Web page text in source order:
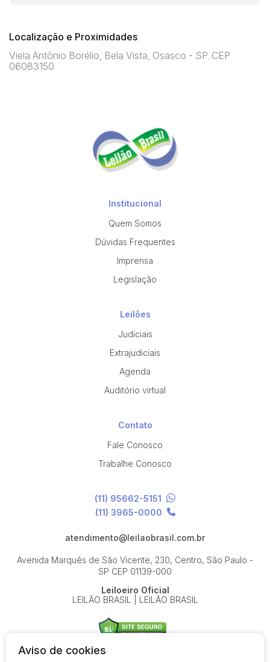
Localização e Proximidades
Viela Antônio Borélio, Bela Vista, Osasco - SP. CEP
06083150
Institucional
Quem Somos
Dúvidas Frequentes
Imprensa
Legislação
Leilões
Judiciais
Extrajudiciais
Agenda
Auditório virtual
Contato
Fale Conosco
Trabalhe Conosco
(11) 95662-5151
(11) 3965-0000
atendimento@leilaobrasil.com.br
Avenida Marquês de São Vicente, 230, Centro, São Paulo -
SP CEP 01139-000
Leiloeiro Oficial
LEILÃO BRASIL | LEILÃO BRASIL
Aviso de cookies